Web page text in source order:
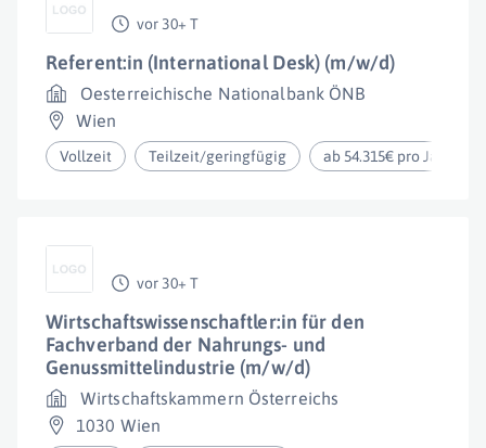
vor 30+ T
Referent:in (International Desk) (m/w/d)
Oesterreichische Nationalbank ÖNB
Wien
Vollzeit Teilzeit/geringfügig ab 54.315€ pro Jahr
vor 30+ T
Wirtschaftswissenschaftler:in für den
Fachverband der Nahrungs- und
Genussmittelindustrie (m/w/d)
Wirtschaftskammern Österreichs
1030 Wien